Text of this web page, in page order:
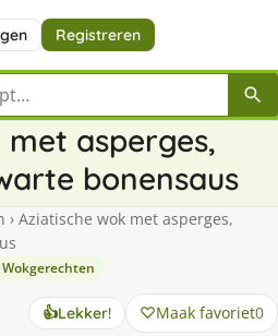
Registreren
asperges,
bonensaus
› Aziatische wok met asperges,
Wokgerechten
👍Lekker! Maak favoriet0